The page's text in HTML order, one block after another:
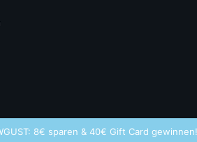
8€ sparen & 40€ Gift Card gewinnen!